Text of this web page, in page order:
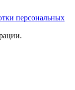
персональных